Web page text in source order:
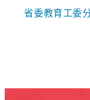
省委教育工委